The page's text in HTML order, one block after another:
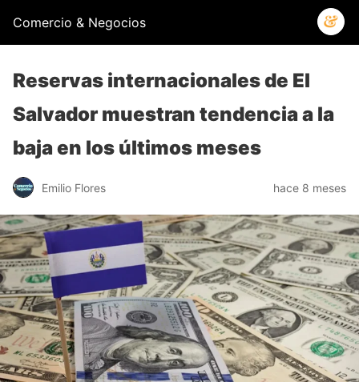
Comercio & Negocios
Reservas internacionales de El
Salvador muestran tendencia a la
baja en los últimos meses
Emilio Flores hace 8 meses